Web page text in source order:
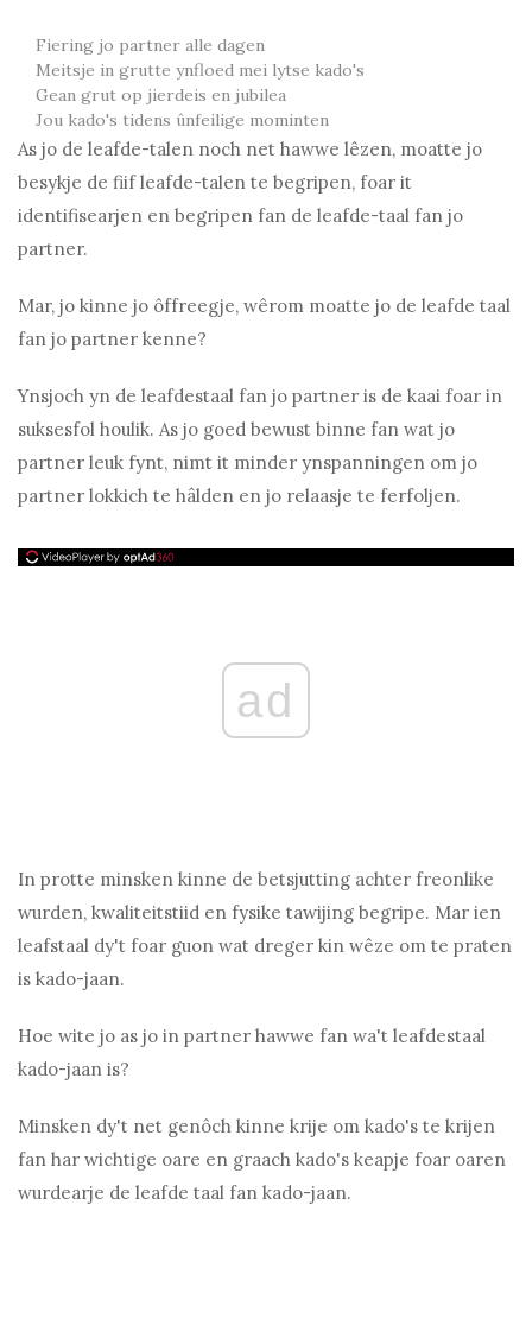
Fiering jo partner alle dagen
Meitsje in grutte ynfloed mei lytse kado's
Gean grut op jierdeis en jubilea
Jou kado's tidens ûnfeilige mominten
As jo ​​de leafde-talen noch net hawwe lêzen, moatte jo
besykje de fiif leafde-talen te begripen, foar it
identifisearjen en begripen fan de leafde-taal fan jo
partner.
Mar, jo kinne jo ôffreegje, wêrom moatte jo de leafde taal
fan jo partner kenne?
Ynsjoch yn de leafdestaal fan jo partner is de kaai foar in
suksesfol houlik. As jo ​​goed bewust binne fan wat jo
partner leuk fynt, nimt it minder ynspanningen om jo
partner lokkich te hâlden en jo relaasje te ferfoljen.
ad
In protte minsken kinne de betsjutting achter freonlike
wurden, kwaliteitstiid en fysike tawijing begripe. Mar ien
leafstaal dy't foar guon wat dreger kin wêze om te praten
is kado-jaan.
Hoe wite jo as jo in partner hawwe fan wa't leafdestaal
kado-jaan is?
Minsken dy't net genôch kinne krije om kado's te krijen
fan har wichtige oare en graach kado's keapje foar oaren
wurdearje de leafde taal fan kado-jaan.